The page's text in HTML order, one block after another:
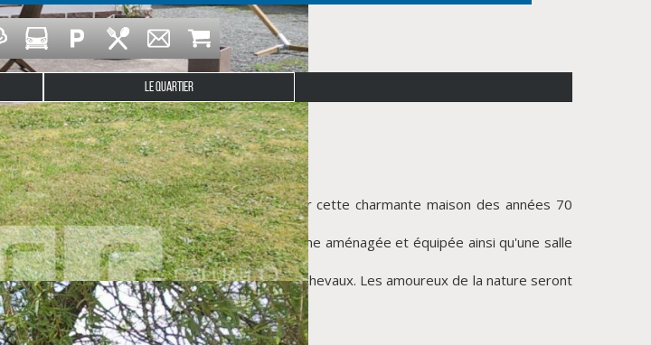
LE QUARTIER
l'Abbé et sans vis-à-vis. Venez découvrir cette charmante maison des années 70
et 3 à l'étage, une véranda, une cuisine aménagée et équipée ainsi qu'une salle
sur un terrain de 13 780 m² idéale pour chevaux. Les amoureux de la nature seront
/ 02 98 66 12 13